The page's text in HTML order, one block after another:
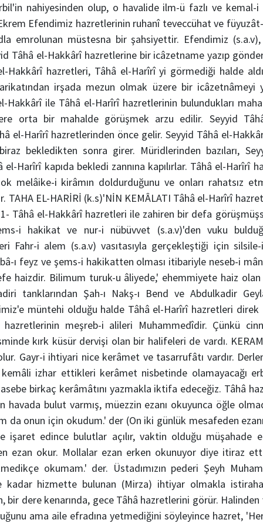
nahiyesinden olup, o havalide ilm-ü fazlı ve kemal-i
Efendimiz hazretlerinin ruhanî teveccühat ve
emrolunan müstesna bir şahsiyettir. Efendimiz
Tâhâ el-Hakkârî hazretlerine bir icâzetname yazıp
Hakkârî hazretleri, Tâhâ el-Harîrî yi görmediği halde
irşada mezun olmak üzere bir icâzetnâmeyi
Hakkârî ile Tâhâ el-Harîrî hazretlerinin bulundukları
orta bir mahalde görüşmek arzu edilir. Seyyid
el-Harîrî hazretlerinden önce gelir. Seyyid Tâhâ el-
bekledikten sonra girer. Müridlerinden bazıları,
Harîrî kapıda bekledi zannına kapılırlar. Tâhâ el-Harîrî
melâike-i kirâmın doldurduğunu ve onları rahatsız
TAHA EL-HARİRİ (k.s)'NİN KEMÂLATI Tâhâ el-Harîrî
Tâhâ el-Hakkârî hazretleri ile zahiren bir defa
i hakikat ve nur-i nübüvvet (s.a.v)'den vuku
Fahr-i alem (s.a.v) vasıtasıyla gerçekleştiği için
ı feyz ve şems-i hakikatten olması itibariyle neseb-i
haizdir. Bilimum turuk-u âliyede,' ehemmiyete haiz
tanklarından Şah-ı Nakş-ı Bend ve Abdulkadir
müntehi olduğu halde Tâhâ el-Harîrî hazretleri direk
hazretlerinin meşreb-i alileri Muhammedîdir. Çünkü
kırk küsür dervişi olan bir halifeleri de vardı.
Gayr-i ihtiyari nice kerâmet ve tasarrufâtı vardır.
izhar ettikleri kerâmet nisbetinde olamayacağı
birkaç kerâmâtını yazmakla iktifa edeceğiz. Tâhâ
havada bulut varmış, müezzin ezanı okuyunca öğle
da onun için okudum.' der (On iki günlük mesafeden
işaret edince bulutlar açılır, vaktin olduğu müşahade
ezan okur. Mollalar ezan erken okunuyor diye itiraz
okumam.' der. Üstadımızın pederi Şeyh
kadar hizmette bulunan (Mirza) ihtiyar olmakla
bir dere kenarında, gece Tâhâ hazretlerini görür.
ama aile efradına yetmediğini söyleyince hazret,